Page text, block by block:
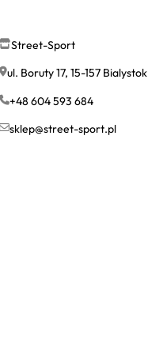
Street-Sport
ul. Boruty 17, 15-157 Bialystok
+48 604 593 684
sklep@street-sport.pl